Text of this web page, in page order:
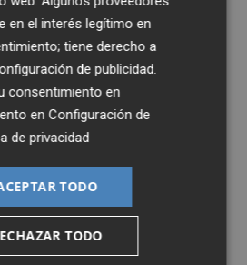
en el interés legítimo en
tiene derecho a
de publicidad.
consentimiento en
enConfiguración de
de privacidad
TODO
TODO